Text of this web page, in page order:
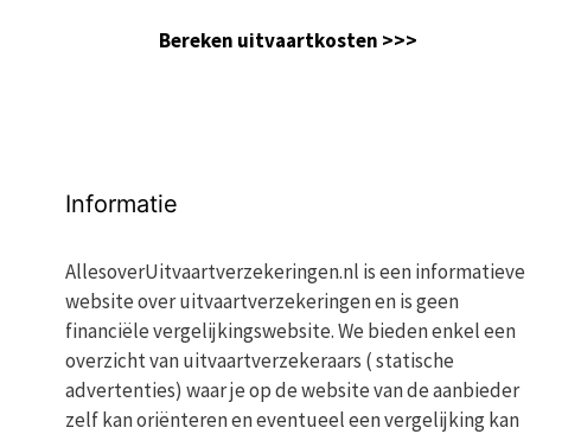
Bereken uitvaartkosten >>>
Informatie
AllesoverUitvaartverzekeringen.nl is een informatieve
website over uitvaartverzekeringen en is geen
financiële vergelijkingswebsite. We bieden enkel een
overzicht van uitvaartverzekeraars ( statische
advertenties) waar je op de website van de aanbieder
zelf kan oriënteren en eventueel een vergelijking kan